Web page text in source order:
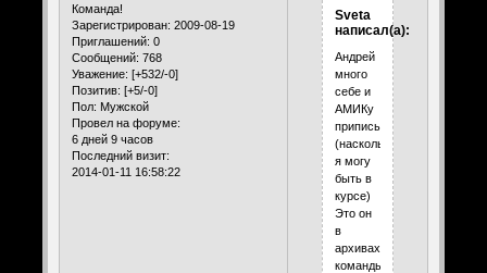
Команда!
Зарегистрирован: 2009-08-19
Приглашений: 0
Сообщений: 768
Уважение: [+532/-0]
Позитив: [+5/-0]
Пол: Мужской
Провел на форуме:
6 дней 9 часов
Последний визит:
2014-01-11 16:58:22
Sveta
написал(а):
Андрей
много
себе и
АМИКу
приписывает,
(насколько
я могу
быть в
курсе)
Это он
в
архивах
команды